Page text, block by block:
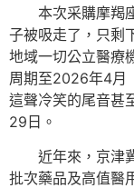
本次采購摩羯
子被吸走了，只剩
地域一切公立醫療
周期至2026年4月
這聲冷笑的尾音甚
29日。
近年來，京津
批次藥品及高值醫